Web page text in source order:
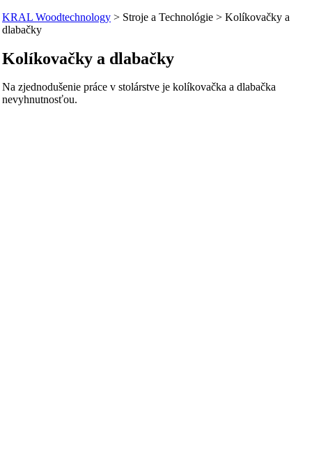
KRAL Woodtechnology > Stroje a Technológie > Kolíkovačky a
dlabačky
Kolíkovačky a dlabačky
Na zjednodušenie práce v stolárstve je kolíkovačka a dlabačka
nevyhnutnosťou.